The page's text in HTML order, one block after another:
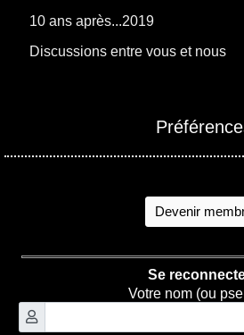
10 ans après...2019
Discussions entre vous et nous
Devenir
Se
Votre nom (ou